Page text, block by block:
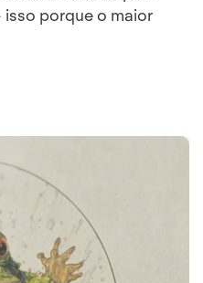
isso porque o maior